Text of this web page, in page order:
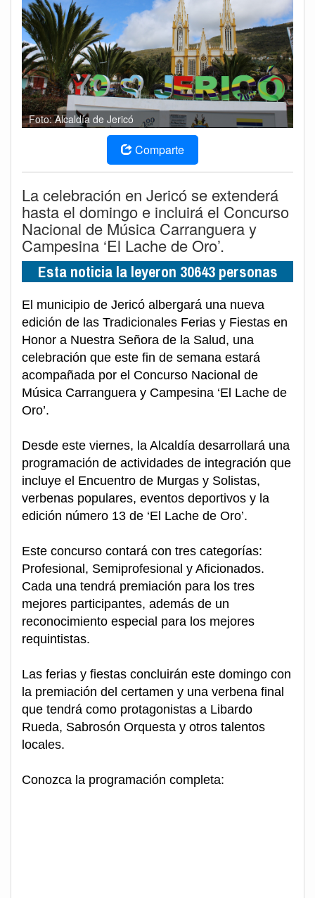
Foto: Alcaldía de Jericó
Comparte
La celebración en Jericó se extenderá
hasta el domingo e incluirá el Concurso
Nacional de Música Carranguera y
Campesina ‘El Lache de Oro’.
Esta noticia la leyeron 30643 personas
El municipio de Jericó albergará una nueva
edición de las Tradicionales Ferias y Fiestas en
Honor a Nuestra Señora de la Salud, una
celebración que este fin de semana estará
acompañada por el Concurso Nacional de
Música Carranguera y Campesina ‘El Lache de
Oro’.
Desde este viernes, la Alcaldía desarrollará una
programación de actividades de integración que
incluye el Encuentro de Murgas y Solistas,
verbenas populares, eventos deportivos y la
edición número 13 de ‘El Lache de Oro’.
Este concurso contará con tres categorías:
Profesional, Semiprofesional y Aficionados.
Cada una tendrá premiación para los tres
mejores participantes, además de un
reconocimiento especial para los mejores
requintistas.
Las ferias y fiestas concluirán este domingo con
la premiación del certamen y una verbena final
que tendrá como protagonistas a Libardo
Rueda, Sabrosón Orquesta y otros talentos
locales.
Conozca la programación completa: